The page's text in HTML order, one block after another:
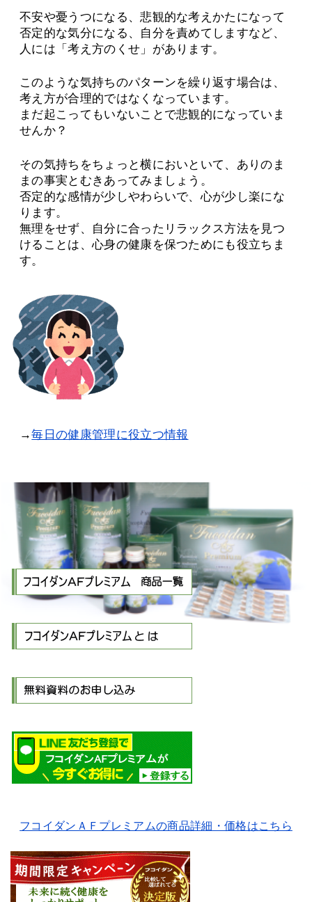
不安や憂うつになる、悲観的な考えかたになって
否定的な気分になる、自分を責めてしますなど、
人には「考え方のくせ」があります。
このような気持ちのパターンを繰り返す場合は、
考え方が合理的ではなくなっています。
まだ起こってもいないことで悲観的になっていま
せんか？
その気持ちをちょっと横においといて、ありのま
まの事実とむきあってみましょう。
否定的な感情が少しやわらいで、心が少し楽にな
ります。
無理をせず、自分に合ったリラックス方法を見つ
けることは、心身の健康を保つためにも役立ちま
す。
→毎日の健康管理に役立つ情報
フコイダンＡＦプレミアムの商品詳細・価格はこちら